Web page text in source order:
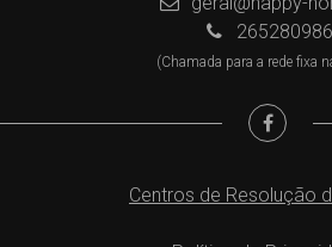
265280986
(Chamada para a rede fixa
Centros de Resolução